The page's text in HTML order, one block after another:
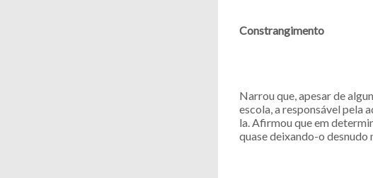
Constrangimento
Narrou que, apesar de
escola, a responsável pela
la. Afirmou que em
quase deixando-o desnudo